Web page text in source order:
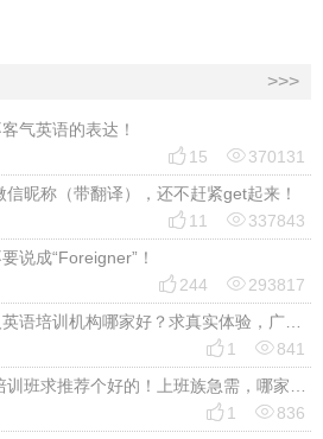
>>>
气英语的表达！
 15 370131
昵称（带翻译），还不赶紧get起来！
 11 337843
说成“Foreigner”！
 244 293817
想给职场充电，郑州的成人英语培训机构哪家好？求真实体验，广告勿扰，感谢！
 1 841
2026年在线商务英语口语培训班求推荐个好的！上班族急需，哪家好？
 1 836